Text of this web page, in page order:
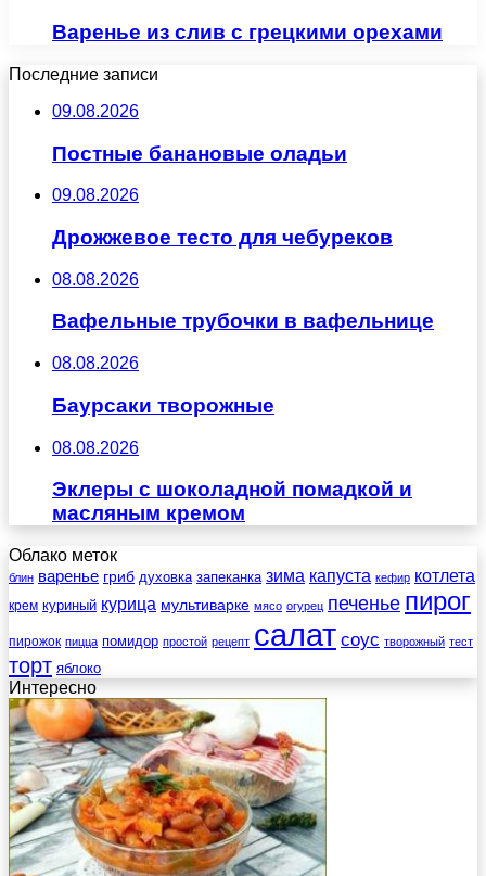
Варенье из слив с грецкими орехами
Последние записи
09.08.2026
Постные банановые оладьи
09.08.2026
Дрожжевое тесто для чебуреков
08.08.2026
Вафельные трубочки в вафельнице
08.08.2026
Баурсаки творожные
08.08.2026
Эклеры с шоколадной помадкой и
масляным кремом
Облако меток
блин варенье гриб духовка запеканка зима капуста кефир котлета
крем куриный курица мультиварке мясо огурец печенье пирог
пирожок пицца помидор простой рецепт салат соус творожный тест
торт яблоко
Интересно